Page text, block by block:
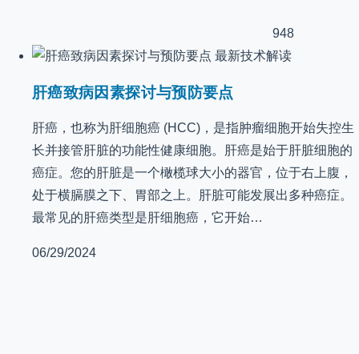
948
最新技术解读
肝癌致病因素探讨与预防要点
肝癌，也称为肝细胞癌 (HCC)，是指肿瘤细胞开始失控生
长并接管肝脏的功能性健康细胞。肝癌是始于肝脏细胞的
癌症。您的肝脏是一个橄榄球大小的器官，位于右上腹，
处于横膈膜之下、胃部之上。肝脏可能发展出多种癌症。
最常见的肝癌类型是肝细胞癌，它开始…
06/29/2024